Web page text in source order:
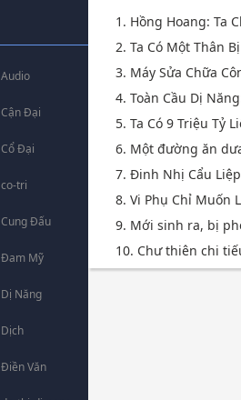
Audio
Cận Đại
Cổ Đại
co-tri
Cung Đấu
Đam Mỹ
Dị Năng
Dịch
Điền Văn
1. Hồng Hoang: Ta
2. Ta Có Một Thân
3. Máy Sửa Chữa
4. Toàn Cầu Dị
5. Ta Có 9 Triệu Tỷ
6. Một đường ăn
7. Đinh Nhị Cẩu
8. Vi Phụ Chỉ Muốn
9. Mới sinh ra, bị
10. Chư thiên chi